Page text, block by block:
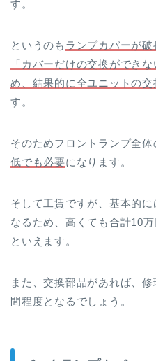
す。
というのも ランプカバーが
「カバーだけの交換ができ
め、結果的に全ユニットの
す。
そのためフロントランプ全
低でも必要になります。
そして工賃ですが、基本的
なるため、高くても合計10
といえます。
また、交換部品があれば、
間程度となるでしょう。